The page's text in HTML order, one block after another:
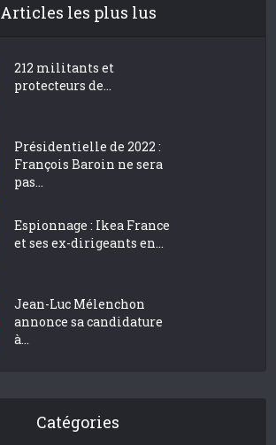
Articles les plus lus
212 militants et
protecteurs de...
Présidentielle de 2022 :
François Baroin ne sera
pas...
Espionnage : Ikea France
et ses ex-dirigeants en...
Jean-Luc Mélenchon
annonce sa candidature
à...
Catégories